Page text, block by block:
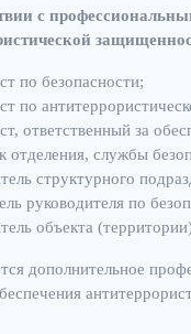
с
по безопасности;
по
ответственный за
отделения, службы
структурного
руководителя по
объекта
дополнительное